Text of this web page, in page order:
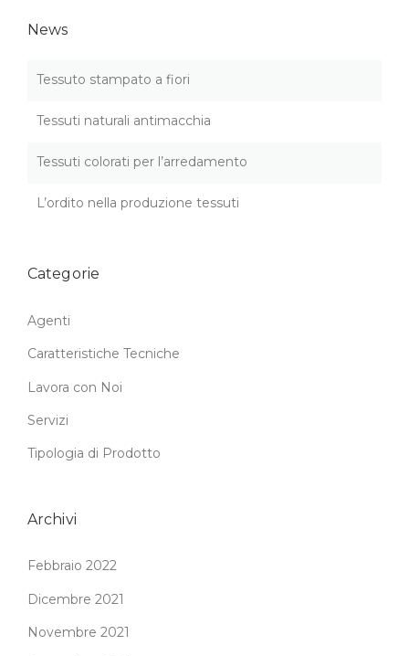
L
A
R
News
Tessuto stampato a fiori
Tessuti naturali antimacchia
Tessuti colorati per l’arredamento
L’ordito nella produzione tessuti
Categorie
Agenti
Caratteristiche Tecniche
Lavora con Noi
Servizi
Tipologia di Prodotto
Archivi
Febbraio 2022
Dicembre 2021
Novembre 2021